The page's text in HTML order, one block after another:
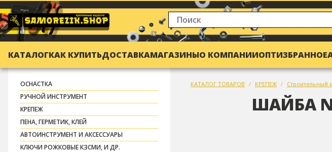
КАТАЛОГКАК КУПИТЬДОСТАВКАМАГАЗИНЫО КОМПАНИИОПТИЗБРАННОЕ
ОСНАСТКА
РУЧНОЙ ИНСТРУМЕНТ
КРЕПЕЖ
ПЕНА, ГЕРМЕТИК, КЛЕЙ
АВТОИНСТРУМЕНТ И АКСЕССУАРЫ
КЛЮЧИ РОЖКОВЫЕ КЗСМИ, И ДР.
КАТАЛОГ ТОВАРОВ КРЕПЕЖ Строительный
ШАЙБА